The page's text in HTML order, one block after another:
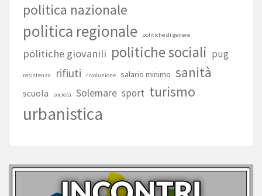
politica nazionale
politica regionale politiche di genere
politiche giovanili politiche sociali pug
resistenza rifiuti rivoluzione salario minimo sanità
scuola società Solemare sport turismo
urbanistica